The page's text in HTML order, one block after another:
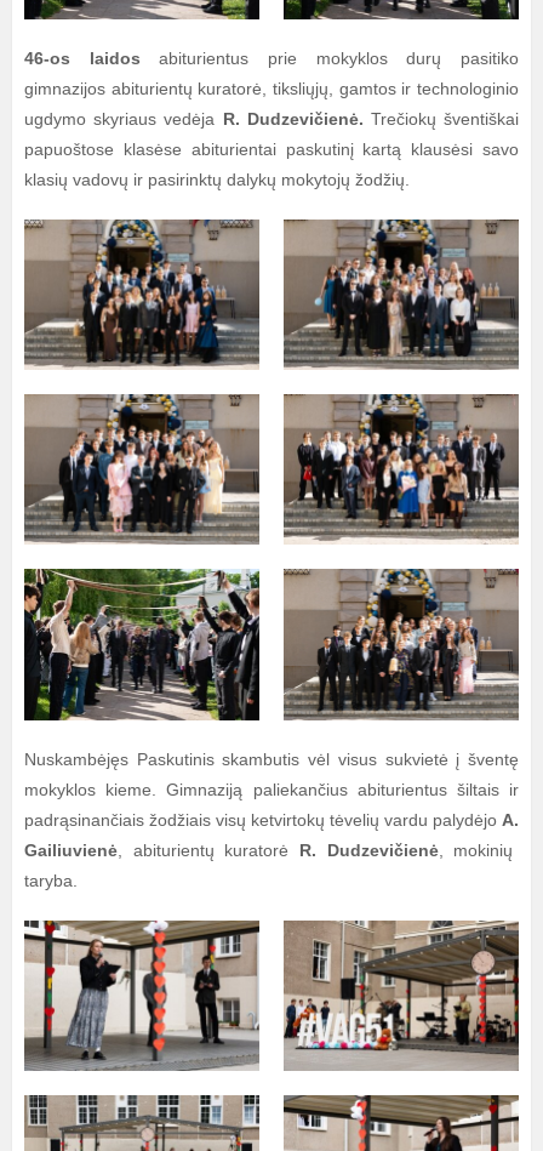
46-os laidos abiturientus prie mokyklos durų pasitiko
gimnazijos abiturientų kuratorė, tiksliųjų, gamtos ir technologinio
ugdymo skyriaus vedėja R. Dudzevičienė. Trečiokų šventiškai
papuoštose klasėse abiturientai paskutinį kartą klausėsi savo
klasių vadovų ir pasirinktų dalykų mokytojų žodžių.
Nuskambėjęs Paskutinis skambutis vėl visus sukvietė į šventę
mokyklos kieme. Gimnaziją paliekančius abiturientus šiltais ir
padrąsinančiais žodžiais visų ketvirtokų tėvelių vardu palydėjo A.
Gailiuvienė , abiturientų kuratorė R. Dudzevičienė, mokinių
taryba.